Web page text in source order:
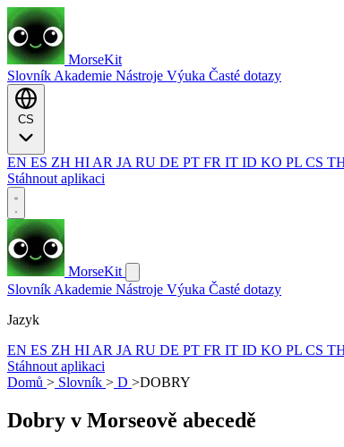
MorseKit
Slovník Akademie Nástroje Výuka Časté dotazy
EN ES ZH HI AR JA RU DE PT FR IT ID KO PL CS
Stáhnout aplikaci
MorseKit
Slovník Akademie Nástroje Výuka Časté dotazy
Jazyk
EN ES ZH HI AR JA RU DE PT FR IT ID KO PL CS
Stáhnout aplikaci
Domů > Slovník > D >DOBRY
Dobry v Morseově abecedě